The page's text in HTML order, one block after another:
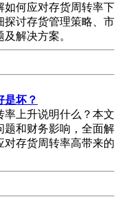
如何应对存货周转率下
探讨存货管理策略、市
解决方案。
是坏？
上升说明什么？本文
题和财务影响，全面解
存货周转率高带来的